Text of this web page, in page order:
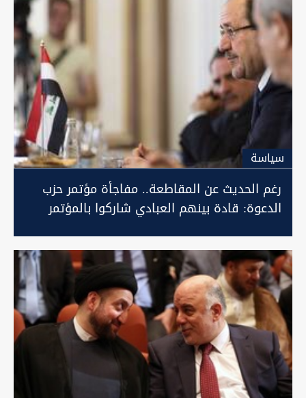
سیاسة
رغم الحديث عن المقاطعة.. مفاجأة مؤتمر حزب
الدعوة: قادة بينهم العبادي شاركوا بالمؤتمر